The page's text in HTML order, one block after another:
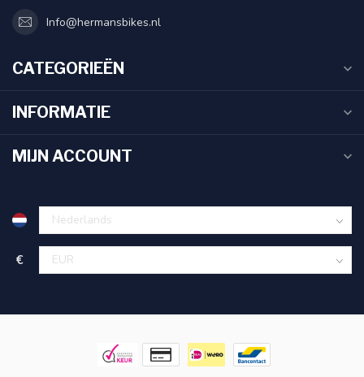
Info@hermansbikes.nl
CATEGORIEËN
INFORMATIE
MIJN ACCOUNT
€